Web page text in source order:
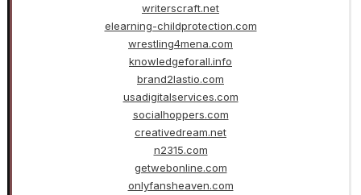
writerscraft.net
elearning-childprotection.com
wrestling4mena.com
knowledgeforall.info
brand2lastio.com
usadigitalservices.com
socialhoppers.com
creativedream.net
n2315.com
getwebonline.com
onlyfansheaven.com